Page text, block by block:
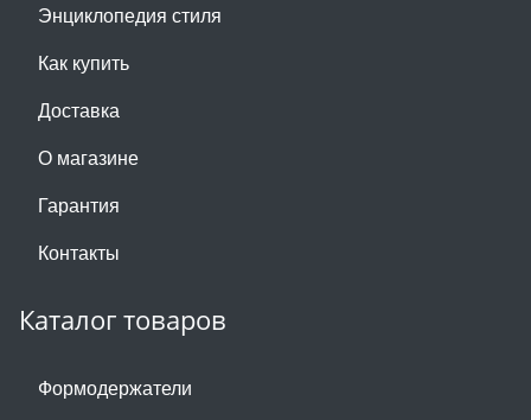
Энциклопедия стиля
Как купить
Доставка
О магазине
Гарантия
Контакты
Каталог товаров
Формодержатели